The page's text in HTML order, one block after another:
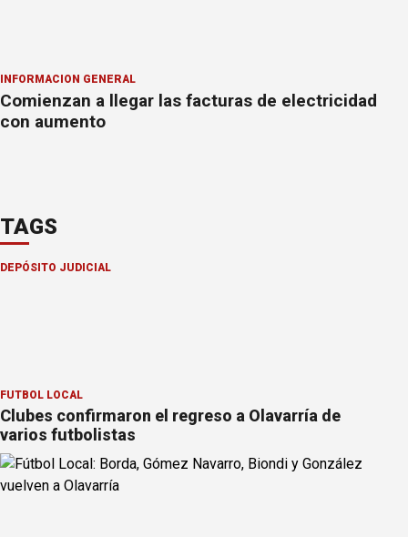
INFORMACION GENERAL
Comienzan a llegar las facturas de electricidad
con aumento
TAGS
DEPÓSITO JUDICIAL
FÚTBOL LOCAL
Clubes confirmaron el regreso a Olavarría de
varios futbolistas